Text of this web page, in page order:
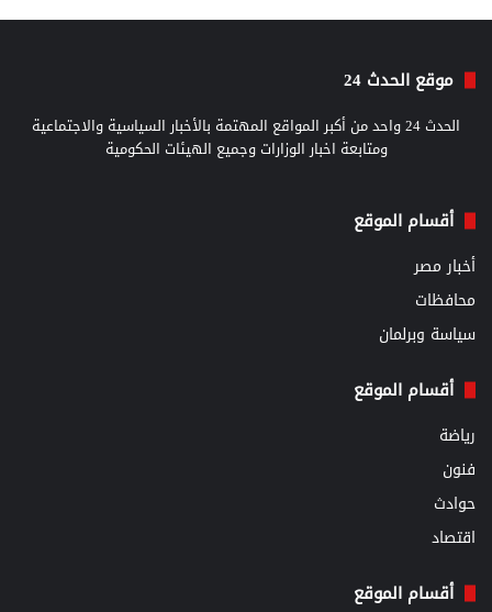
موقع الحدث 24
الحدث 24 واحد من أكبر المواقع المهتمة بالأخبار السياسية والاجتماعية
ومتابعة اخبار الوزارات وجميع الهيئات الحكومية
أقسام الموقع
أخبار مصر
محافظات
سياسة وبرلمان
أقسام الموقع
رياضة
فنون
حوادث
اقتصاد
أقسام الموقع